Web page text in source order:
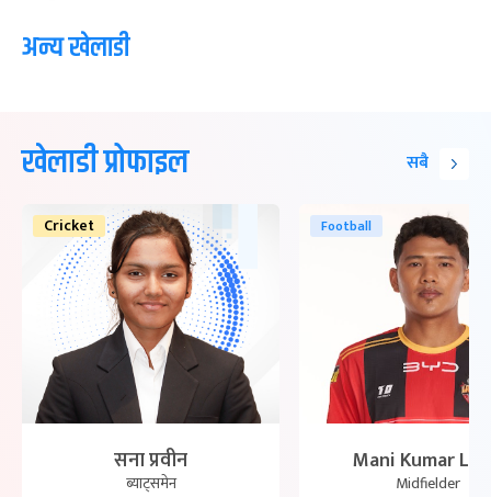
अन्य खेलाडी
खेलाडी प्रोफाइल सबै
Cricket
सना प्रवीन
ब्याट्समेन
Football
Mani Kumar
Midfielder